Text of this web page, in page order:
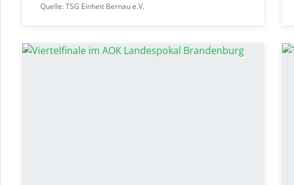
Quelle: TSG Einheit Bernau e.V.